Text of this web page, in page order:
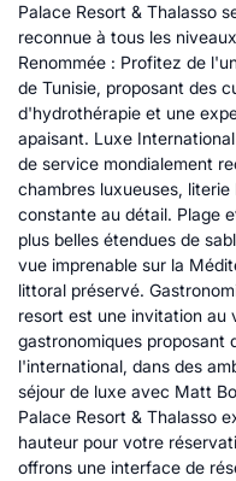
Palace Resort & Thalasso
reconnue à tous les
Renommée : Profitez de
de Tunisie, proposant des
d'hydrothérapie et une
apaisant. Luxe
de service mondialement
chambres luxueuses,
constante au détail. Plage
plus belles étendues de
vue imprenable sur la
littoral préservé.
resort est une invitation au
gastronomiques proposant
l'international, dans des
séjour de luxe avec Matt
Palace Resort & Thalasso
hauteur pour votre
offrons une interface de